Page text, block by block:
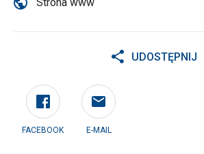
UDOSTĘPNIJ
FACEBOOK E-MAIL